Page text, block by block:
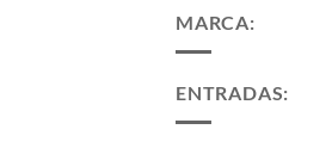
MARCA:
ENTRADAS: